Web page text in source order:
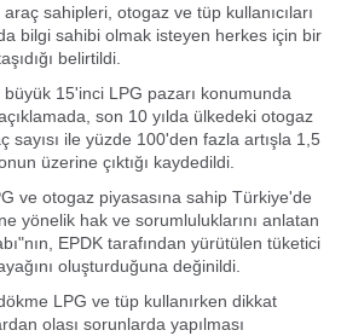
araç sahipleri, otogaz ve tüp kullanıcıları
bilgi sahibi olmak isteyen herkes için bir
belirtildi.
15'inci LPG pazarı konumunda
son 10 yılda ülkedeki otogaz
sayısı ile yüzde 100'den fazla artışla 1,5
üzerine çıktığı kaydedildi.
ve otogaz piyasasına sahip Türkiye'de
yönelik hak ve sorumluluklarını anlatan
EPDK tarafından yürütülen tüketici
oluşturduğuna değinildi.
LPG ve tüp kullanırken dikkat
olası sorunlarda yapılması